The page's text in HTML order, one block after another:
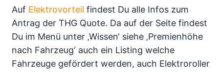
Auf Elektrovorteil findest Du alle Infos zum
Antrag der THG Quote. Da auf der Seite findest
Du im Menü unter ‚Wissen‘ siehe ‚Premienhöhe
nach Fahrzeug‘ auch ein Listing welche
Fahrzeuge gefördert werden, auch Elektroroller